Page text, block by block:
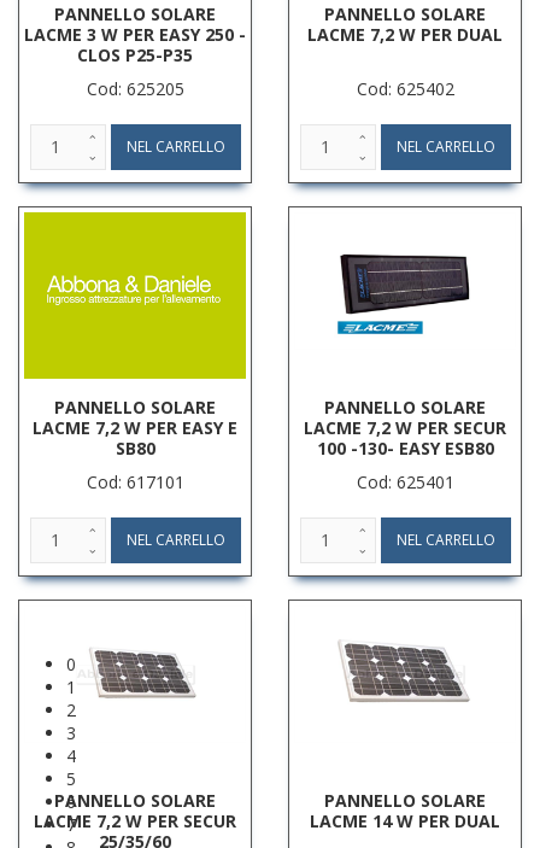
0
1
2
3
4
5
6
7
PANNELLO SOLARE
LACME 3 W PER EASY 250 -
CLOS P25-P35
Cod: 625205
PANNELLO SOLARE
LACME 7,2 W PER DUAL
Cod: 625402
PANNELLO SOLARE
LACME 7,2 W PER EASY E
SB80
Cod: 617101
PANNELLO SOLARE
LACME 7,2 W PER SECUR
100 -130- EASY ESB80
Cod: 625401
PANNELLO SOLARE
LACME 7,2 W PER SECUR
25/35/60
PANNELLO SOLARE
LACME 14 W PER DUAL